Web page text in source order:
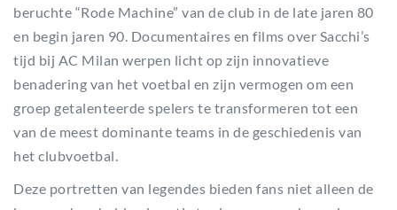
beruchte “Rode Machine” van de club in de late jaren 80
en begin jaren 90. Documentaires en films over Sacchi’s
tijd bij AC Milan werpen licht op zijn innovatieve
benadering van het voetbal en zijn vermogen om een
groep getalenteerde spelers te transformeren tot een
van de meest dominante teams in de geschiedenis van
het clubvoetbal.
Deze portretten van legendes bieden fans niet alleen de